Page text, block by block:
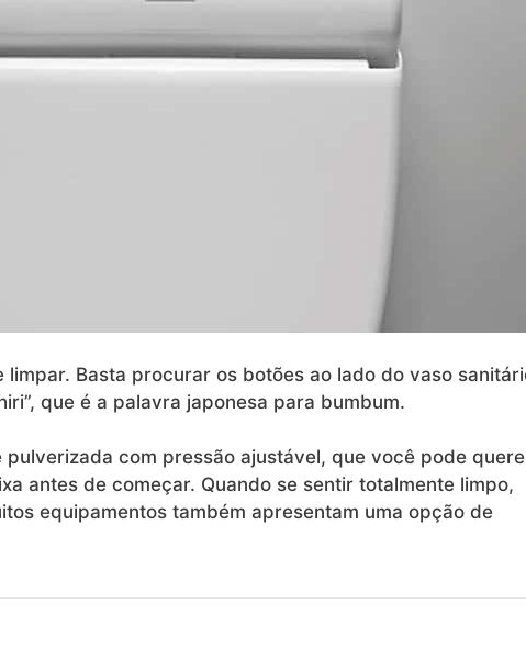
Basta procurar os botões ao lado do vaso
que é a palavra japonesa para bumbum.
com pressão ajustável, que você pode
antes de começar. Quando se sentir totalmente limpo,
equipamentos também apresentam uma opção de